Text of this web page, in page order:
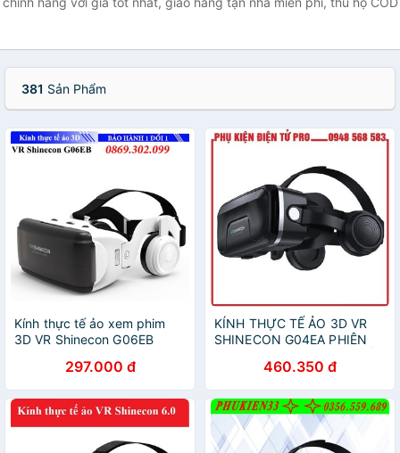
381 Sản Phẩm
Kính thực tế ảo xem phim
3D VR Shinecon G06EB
297.000 đ
KÍNH THỰC TẾ ẢO 3D VR
SHINECON G04EA PHIÊN
ẢO XEM PHIM, KÍNH THỰC
TẾ ẢO CHƠI GAME
460.350 đ